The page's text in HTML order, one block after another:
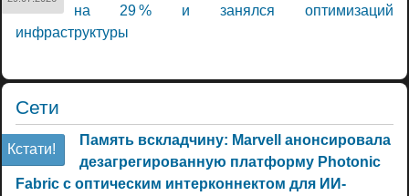
на 29 % и занялся оптимизаций
инфраструктуры
Сети
Кстати!
Память вскладчину: Marvell анонсировала
дезагрегированную платформу Photonic
Fabric с оптическим интерконнектом для ИИ-